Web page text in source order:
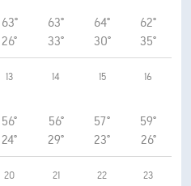
63°
26°
63°
33°
64°
30°
62°
35°
13
56°
24°
14
56°
29°
15
57°
23°
16
59°
26°
20 21 22 23